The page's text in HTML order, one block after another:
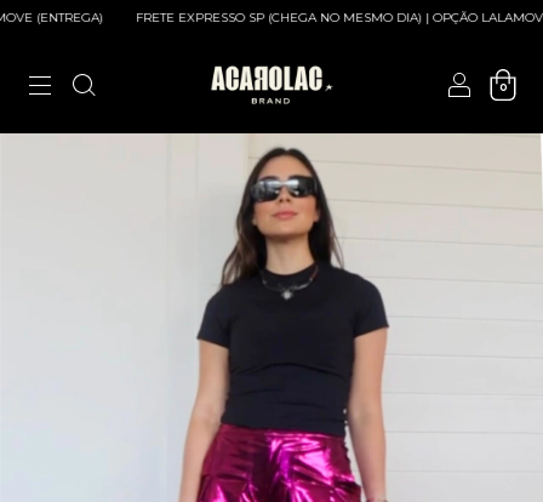
FRETE EXPRESSO SP (CHEGA NO MESMO DIA) | OPÇÃO LALAMOVE
0